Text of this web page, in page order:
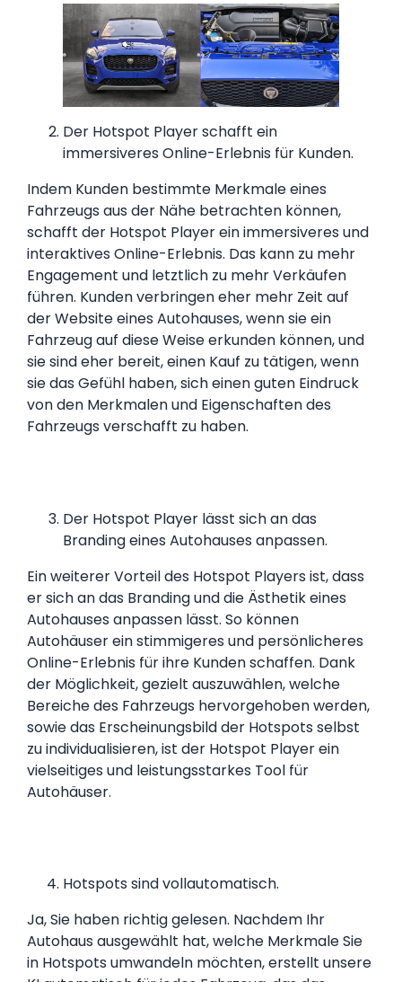
Der Hotspot Player schafft ein
immersiveres Online-Erlebnis für Kunden.
Indem Kunden bestimmte Merkmale eines
Fahrzeugs aus der Nähe betrachten können,
schafft der Hotspot Player ein immersiveres und
interaktives Online-Erlebnis. Das kann zu mehr
Engagement und letztlich zu mehr Verkäufen
führen. Kunden verbringen eher mehr Zeit auf
der Website eines Autohauses, wenn sie ein
Fahrzeug auf diese Weise erkunden können, und
sie sind eher bereit, einen Kauf zu tätigen, wenn
sie das Gefühl haben, sich einen guten Eindruck
von den Merkmalen und Eigenschaften des
Fahrzeugs verschafft zu haben.
Der Hotspot Player lässt sich an das
Branding eines Autohauses anpassen.
Ein weiterer Vorteil des Hotspot Players ist, dass
er sich an das Branding und die Ästhetik eines
Autohauses anpassen lässt. So können
Autohäuser ein stimmigeres und persönlicheres
Online-Erlebnis für ihre Kunden schaffen. Dank
der Möglichkeit, gezielt auszuwählen, welche
Bereiche des Fahrzeugs hervorgehoben werden,
sowie das Erscheinungsbild der Hotspots selbst
zu individualisieren, ist der Hotspot Player ein
vielseitiges und leistungsstarkes Tool für
Autohäuser.
Hotspots sind vollautomatisch.
Ja, Sie haben richtig gelesen. Nachdem Ihr
Autohaus ausgewählt hat, welche Merkmale Sie
in Hotspots umwandeln möchten, erstellt unsere